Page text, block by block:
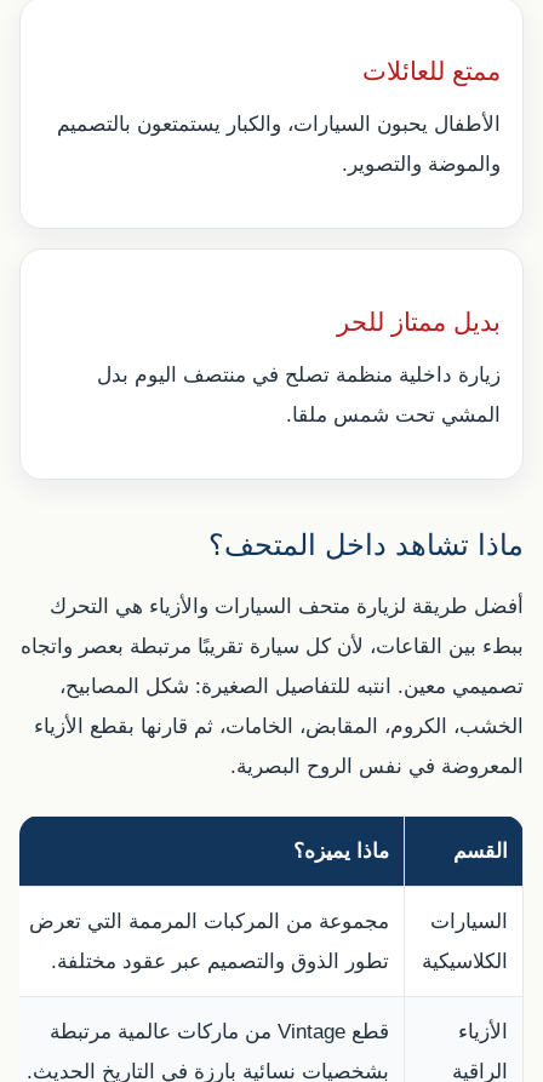
ممتع للعائلات
الأطفال يحبون السيارات، والكبار يستمتعون بالتصميم
والموضة والتصوير.
بديل ممتاز للحر
زيارة داخلية منظمة تصلح في منتصف اليوم بدل
المشي تحت شمس ملقا.
ماذا تشاهد داخل المتحف؟
أفضل طريقة لزيارة متحف السيارات والأزياء هي التحرك
ببطء بين القاعات، لأن كل سيارة تقريبًا مرتبطة بعصر واتجاه
تصميمي معين. انتبه للتفاصيل الصغيرة: شكل المصابيح،
الخشب، الكروم، المقابض، الخامات، ثم قارنها بقطع الأزياء
المعروضة في نفس الروح البصرية.
القسم ماذا يميزه؟
السيارات
الكلاسيكية
مجموعة من المركبات المرممة التي تعرض
تطور الذوق والتصميم عبر عقود مختلفة.
الأزياء
الراقية
قطع Vintage من ماركات عالمية مرتبطة
بشخصيات نسائية بارزة في التاريخ الحديث.